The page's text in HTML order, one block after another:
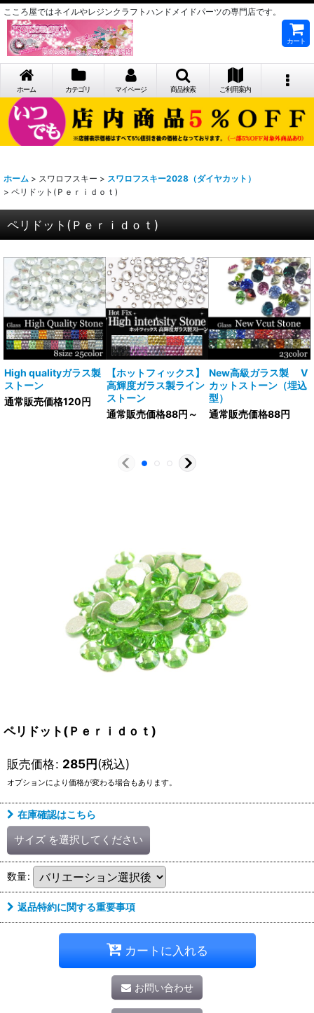
こころ屋ではネイルやレジンクラフトハンドメイドパーツの専門店です。
カート
ホーム カテゴリ マイページ 商品検索 ご利用案内
ホーム > スワロフスキー > スワロフスキー2028（ダイヤカット）
> ペリドット(Ｐｅｒｉｄｏｔ)
ペリドット(Ｐｅｒｉｄｏｔ)
High qualityガラス製
ストーン
通常販売価格120円
【ホットフィックス】
高輝度ガラス製ライン
ストーン
通常販売価格88円～
New高級ガラス製 V
カットストーン（埋込
型）
通常販売価格88円
ペリドット(Ｐｅｒｉｄｏｔ)
販売価格: 285円(税込)
オプションにより価格が変わる場合もあります。
在庫確認はこちら
サイズ を選択してください
数量:
返品特約に関する重要事項
カートに入れる
お問い合わせ